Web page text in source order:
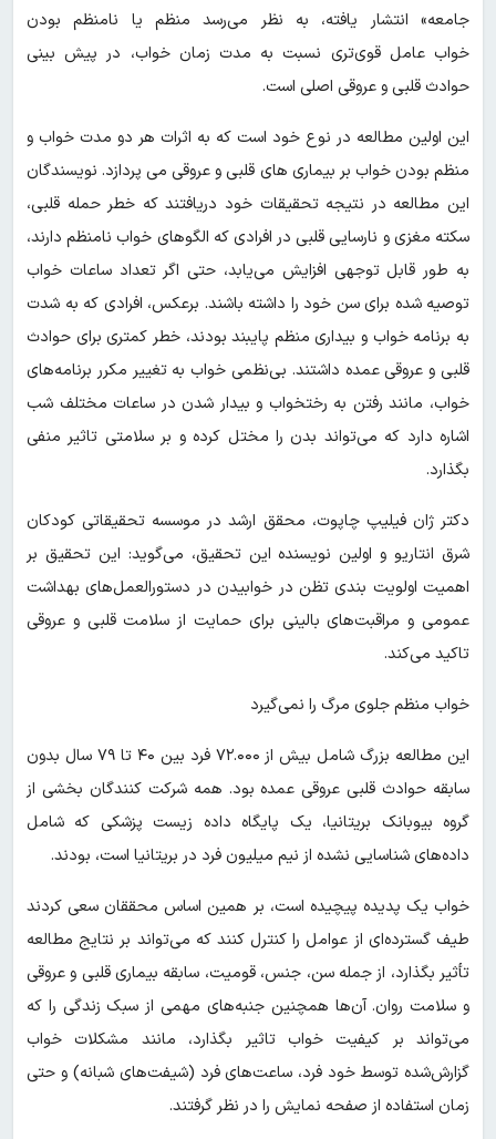
جامعه» انتشار یافته، به نظر می‌رسد منظم یا نامنظم بودن
خواب عامل قوی‌تری نسبت به مدت زمان خواب، در پیش بینی
حوادث قلبی و عروقی اصلی است.
این اولین مطالعه در نوع خود است که به اثرات هر دو مدت خواب و
منظم بودن خواب بر بیماری های قلبی و عروقی می پردازد. نویسندگان
این مطالعه در نتیجه تحقیقات خود دریافتند که خطر حمله قلبی،
سکته مغزی و نارسایی قلبی در افرادی که الگوهای خواب نامنظم دارند،
به طور قابل توجهی افزایش می‌یابد، حتی اگر تعداد ساعات خواب
توصیه شده برای سن خود را داشته باشند. برعکس، افرادی که به شدت
به برنامه خواب و بیداری منظم پایبند بودند، خطر کمتری برای حوادث
قلبی و عروقی عمده داشتند. بی‌نظمی خواب به تغییر مکرر برنامه‌های
خواب، مانند رفتن به رختخواب و بیدار شدن در ساعات مختلف شب
اشاره دارد که می‌تواند بدن را مختل کرده و بر سلامتی تاثیر منفی
بگذارد.
دکتر ژان فیلیپ چاپوت، محقق ارشد در موسسه تحقیقاتی کودکان
شرق انتاریو و اولین نویسنده این تحقیق، می‌گوید: این تحقیق بر
اهمیت اولویت بندی تظن در خوابیدن در دستورالعمل‌های بهداشت
عمومی و مراقبت‌های بالینی برای حمایت از سلامت قلبی و عروقی
تاکید می‌کند.
خواب منظم جلوی مرگ را نمی‌گیرد
این مطالعه بزرگ شامل بیش از ۷۲.۰۰۰ فرد بین ۴۰ تا ۷۹ سال بدون
سابقه حوادث قلبی عروقی عمده بود. همه شرکت کنندگان بخشی از
گروه بیوبانک بریتانیا، یک پایگاه داده زیست پزشکی که شامل
داده‌های شناسایی نشده از نیم میلیون فرد در بریتانیا است، بودند.
خواب یک پدیده پیچیده است، بر همین اساس محققان سعی کردند
طیف گسترده‌ای از عوامل را کنترل کنند که می‌تواند بر نتایج مطالعه
تأثیر بگذارد، از جمله سن، جنس، قومیت، سابقه بیماری قلبی و عروقی
و سلامت روان. آن‌ها همچنین جنبه‌های مهمی از سبک زندگی را که
می‌تواند بر کیفیت خواب تاثیر بگذارد، مانند مشکلات خواب
گزارش‌شده توسط خود فرد، ساعت‌های فرد (شیفت‌های شبانه) و حتی
زمان استفاده از صفحه نمایش را در نظر گرفتند.